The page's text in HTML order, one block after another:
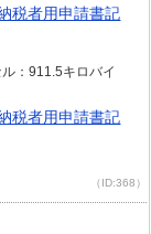
税者用申請書記
：911.5キロバイ
税者用申請書記
（ID:368）